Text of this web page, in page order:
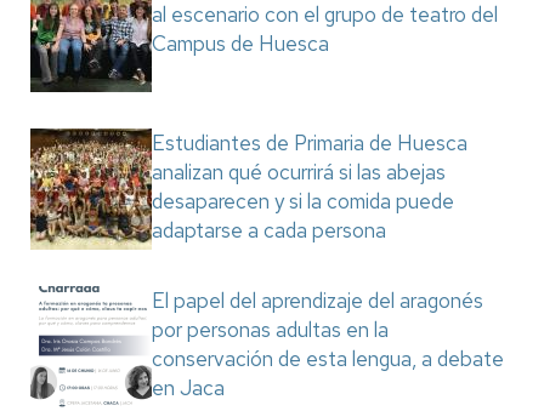
al escenario con el grupo de teatro del
Campus de Huesca
Estudiantes de Primaria de Huesca
analizan qué ocurrirá si las abejas
desaparecen y si la comida puede
adaptarse a cada persona
El papel del aprendizaje del aragonés
por personas adultas en la
conservación de esta lengua, a debate
en Jaca